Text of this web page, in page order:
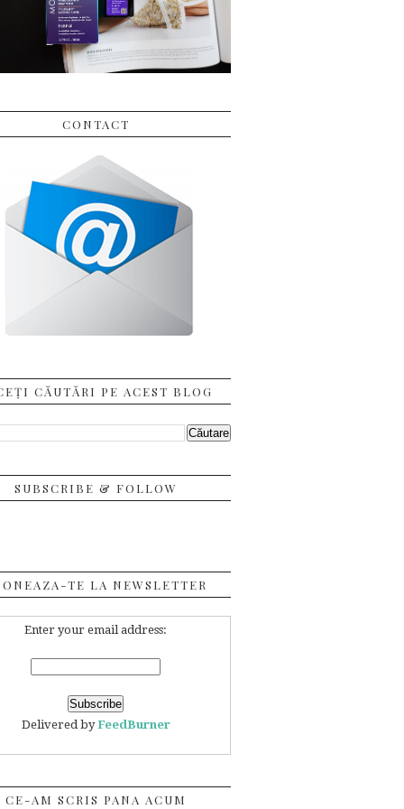
CONTACT
CĂUTĂRI PE ACEST BLOG
SUBSCRIBE & FOLLOW
TE LA NEWSLETTER
Enter your email address:
Delivered byFeedBurner
CE-AM SCRIS PANA ACUM